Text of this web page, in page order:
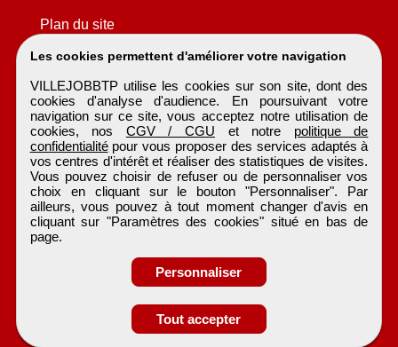
Les cookies permettent d'améliorer votre navigation
VILLEJOBBTP utilise les cookies sur son site, dont des
cookies d'analyse d'audience. En poursuivant votre
navigation sur ce site, vous acceptez notre utilisation de
cookies, nos CGV / CGU et notre politique de
confidentialitépour vous proposer des services adaptés à
vos centres d'intérêt et réaliser des statistiques de visites.
Vous pouvez choisir de refuser ou de personnaliser vos
choix en cliquant sur le bouton "Personnaliser". Par
ailleurs, vous pouvez à tout moment changer d'avis en
cliquant sur "Paramètres des cookies" situé en bas de
page.
Personnaliser
Tout accepter
Plan du site
VILLEJOBBTP